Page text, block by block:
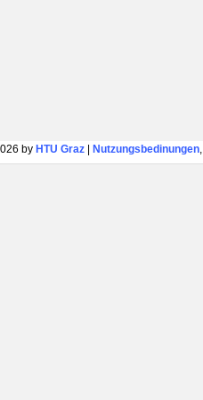
by HTU Graz| Nutzungsbedinungen,